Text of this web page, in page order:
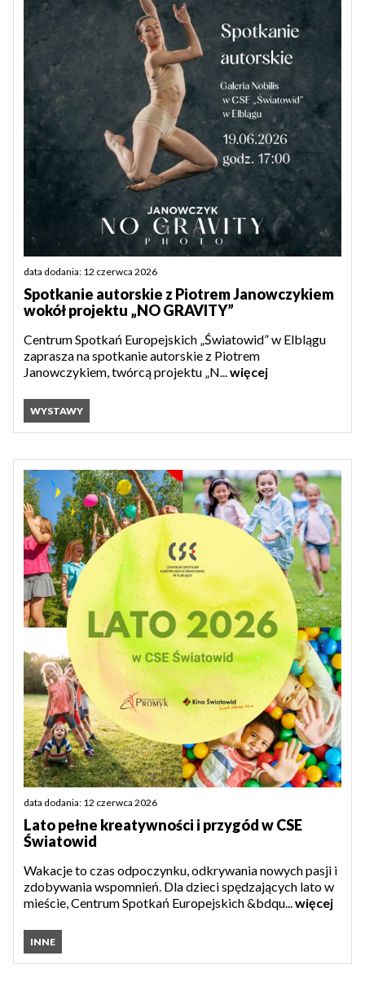
data dodania: 12 czerwca 2026
Spotkanie autorskie z Piotrem Janowczykiem
wokół projektu „NO GRAVITY”
Centrum Spotkań Europejskich „Światowid” w Elblągu
zaprasza na spotkanie autorskie z Piotrem
Janowczykiem, twórcą projektu „N...więcej
WYSTAWY
data dodania: 12 czerwca 2026
Lato pełne kreatywności i przygód w CSE
Światowid
Wakacje to czas odpoczynku, odkrywania nowych pasji i
zdobywania wspomnień. Dla dzieci spędzających lato w
mieście, Centrum Spotkań Europejskich &bdqu...więcej
INNE